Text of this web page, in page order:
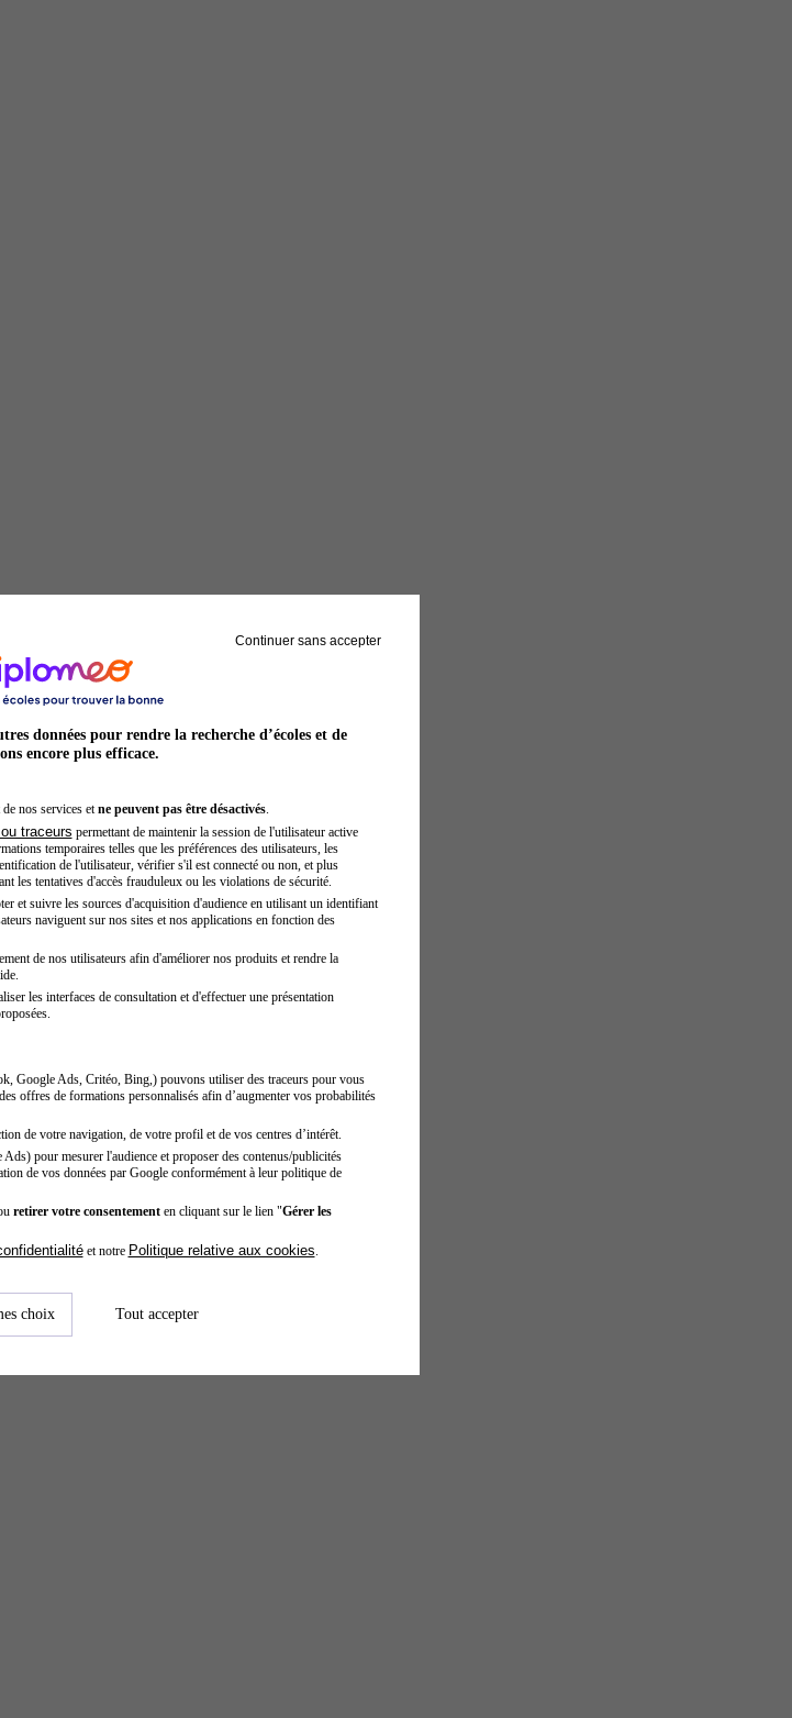
Continuer sans accepter
données pour rendre la recherche d’écoles et de
encore plus efficace.
nos services et ne peuvent pas être désactivés.
traceurs permettant de maintenir la session de l'utilisateur active
temporaires telles que les préférences des utilisateurs, les
de l'utilisateur, vérifier s'il est connecté ou non, et plus
les tentatives d'accès frauduleux ou les violations de sécurité.
et suivre les sources d'acquisition d'audience en utilisant un identifiant
naviguent sur nos sites et nos applications en fonction des
de nos utilisateurs afin d'améliorer nos produits et rendre la
les interfaces de consultation et d'effectuer une présentation
Google Ads, Critéo, Bing,) pouvons utiliser des traceurs pour vous
offres de formations personnalisés afin d’augmenter vos probabilités
de votre navigation, de votre profil et de vos centres d’intérêt.
pour mesurer l'audience et proposer des contenus/publicités
de vos données par Google conformément à leur politique de
retirer votre consentementen cliquant sur le lien "Gérer les
et notre Politique relative aux cookies
choix Tout accepter